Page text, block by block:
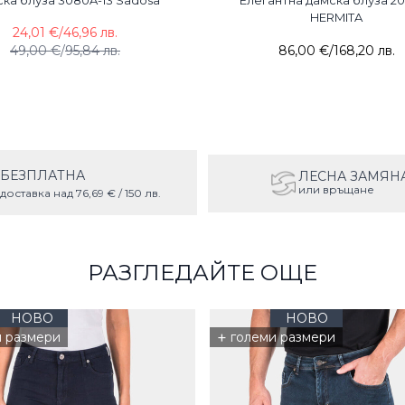
49,00 €/95,84 лв.
24,01 €/46,96 лв.
HERMITA
86,00 €/168,20 лв.
БЕЗПЛАТНА
доставка над 76,69 € / 150 лв.
ЛЕСНА
или връщане
РАЗГЛЕДАЙТЕ ОЩЕ
НОВО
размери
НОВО
+ големи размери